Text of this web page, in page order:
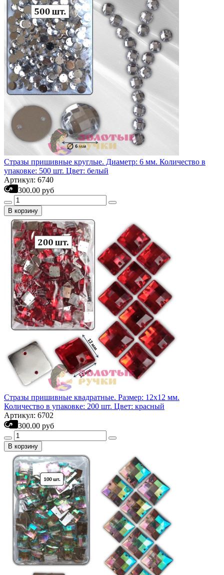
Стразы пришивные круглые. Диаметр: 6 мм. Количество в
упаковке: 500 шт. Цвет: белый
Артикул: 6740
300.00 руб
В корзину
Стразы пришивные квадратные. Размер: 12х12 мм.
Количество в упаковке: 200 шт. Цвет: красный
Артикул: 6702
300.00 руб
В корзину